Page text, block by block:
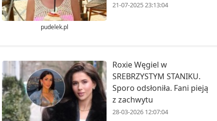
pudelek.pl
21-07-2025 23:13:04
Roxie Węgiel w
SREBRZYSTYM STANIKU.
Sporo odsłoniła. Fani pieją
z zachwytu
28-03-2026 12:07:04